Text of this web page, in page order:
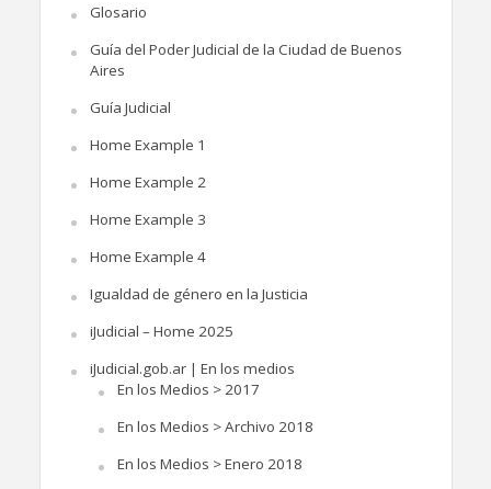
Glosario
Guía del Poder Judicial de la Ciudad de Buenos
Aires
Guía Judicial
Home Example 1
Home Example 2
Home Example 3
Home Example 4
Igualdad de género en la Justicia
iJudicial – Home 2025
iJudicial.gob.ar | En los medios
En los Medios > 2017
En los Medios > Archivo 2018
En los Medios > Enero 2018